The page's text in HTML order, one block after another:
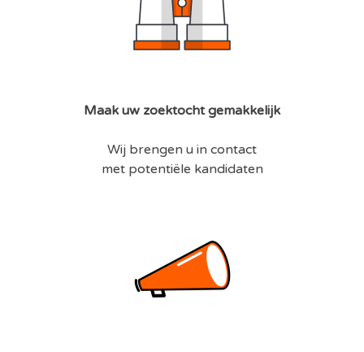
Maak uw zoektocht gemakkelijk
Wij brengen u in contact
met potentiële kandidaten